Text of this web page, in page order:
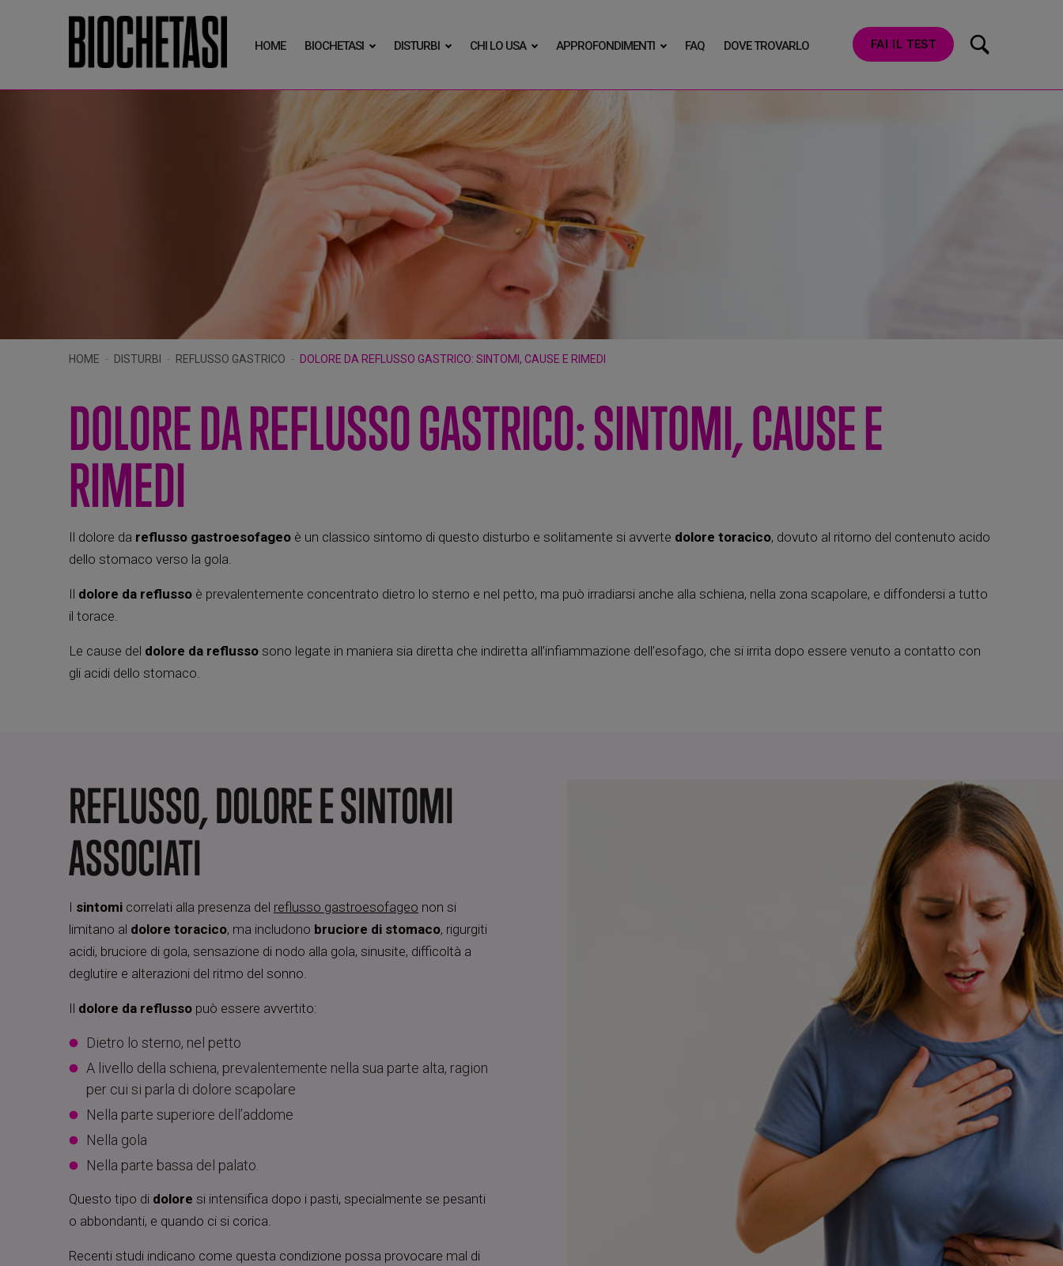
HOME BIOCHETASI DISTURBI CHI LO USA APPROFONDIMENTI FAQ DOVE TROVARLO FAI IL TEST
HOME DISTURBI REFLUSSO GASTRICO DOLORE DA REFLUSSO GASTRICO: SINTOMI, CAUSE E RIMEDI
DOLORE DA REFLUSSO GASTRICO: SINTOMI, CAUSE E
RIMEDI
Il dolore da reflusso gastroesofageo è un classico sintomo di questo disturbo e solitamente si avverte dolore toracico, dovuto al ritorno del contenuto acido
dello stomaco verso la gola.
Il dolore da reflusso è prevalentemente concentrato dietro lo sterno e nel petto, ma può irradiarsi anche alla schiena, nella zona scapolare, e diffondersi a tutto
il torace.
Le cause del dolore da reflusso sono legate in maniera sia diretta che indiretta all’infiammazione dell’esofago, che si irrita dopo essere venuto a contatto con
gli acidi dello stomaco.
REFLUSSO, DOLORE E SINTOMI
ASSOCIATI
I sintomi correlati alla presenza del reflusso gastroesofageo non si
limitano al dolore toracico, ma includono bruciore di stomaco, rigurgiti
acidi, bruciore di gola, sensazione di nodo alla gola, sinusite, difficoltà a
deglutire e alterazioni del ritmo del sonno.
Il dolore da reflusso può essere avvertito:
Dietro lo sterno, nel petto
A livello della schiena, prevalentemente nella sua parte alta, ragion
per cui si parla di dolore scapolare
Nella parte superiore dell’addome
Nella gola
Nella parte bassa del palato.
Questo tipo di dolore si intensifica dopo i pasti, specialmente se pesanti
o abbondanti, e quando ci si corica.
Recenti studi indicano come questa condizione possa provocare mal di